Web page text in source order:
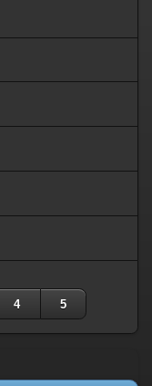
4 5